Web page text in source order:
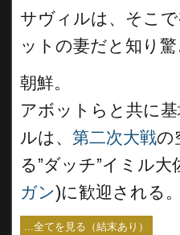
サヴィルは、そこ
ットの妻だと知り驚
朝鮮。
アボットらと共に
ルは、 第二次大戦の
る”ダッチ”イミル大
ガン)に歓迎される。
...全てを見る（結末あり）